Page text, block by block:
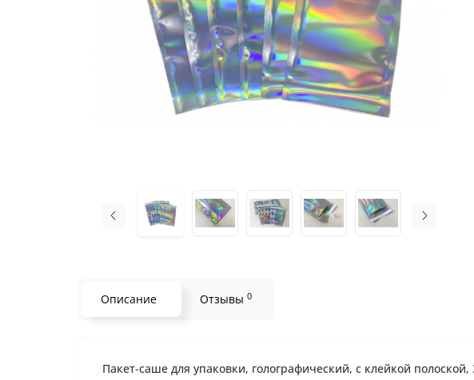
Описание Отзывы 0
Пакет-саше для упаковки, голографический, с клейкой